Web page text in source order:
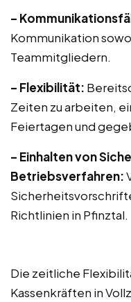
–
Kommunikation
Teammitgliedern.
– Flexibilität:
Zeiten zu arbeiten,
Feiertagen und
– Einhalten von
Betriebsverfahren:
Richtlinien in Pfinztal.
Die zeitliche
Kassenkräften in